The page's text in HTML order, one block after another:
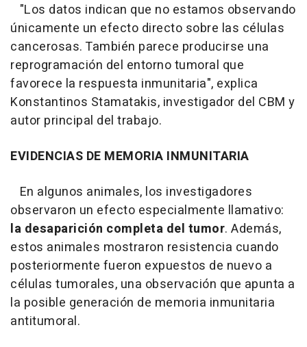
"Los datos indican que no estamos observando
únicamente un efecto directo sobre las células
cancerosas. También parece producirse una
reprogramación del entorno tumoral que
favorece la respuesta inmunitaria", explica
Konstantinos Stamatakis, investigador del CBM y
autor principal del trabajo.
EVIDENCIAS DE MEMORIA INMUNITARIA
En algunos animales, los investigadores
observaron un efecto especialmente llamativo:
la desaparición completa del tumor. Además,
estos animales mostraron resistencia cuando
posteriormente fueron expuestos de nuevo a
células tumorales, una observación que apunta a
la posible generación de memoria inmunitaria
antitumoral.